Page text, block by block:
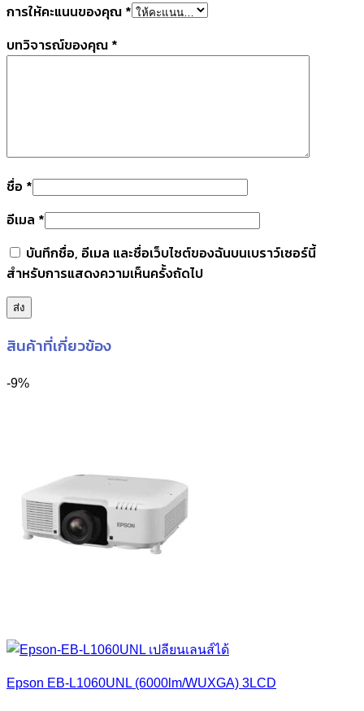
การให้คะแนนของคุณ *
บทวิจารณ์ของคุณ *
ชื่อ *
อีเมล *
บันทึกชื่อ, อีเมล และชื่อเว็บไซต์ของฉันบนเบราว์เซอร์นี้
สำหรับการแสดงความเห็นครั้งถัดไป
สินค้าที่เกี่ยวข้อง
-9%
Epson EB-L1060UNL (6000lm/WUXGA) 3LCD